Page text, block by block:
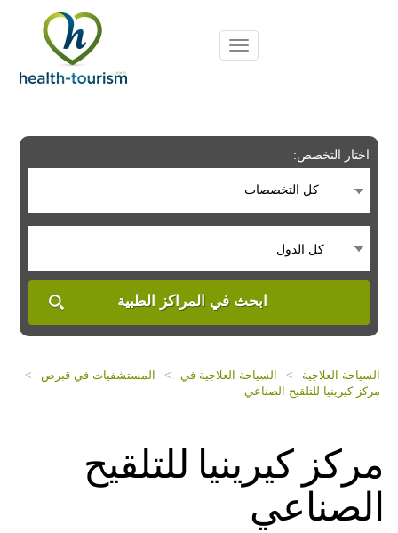
includes
system.
اختار التخصص:
كل التخصصات
كل الدول
ابحث في المراكز الطبية
السياحة العلاجية > السياحة العلاجية في > المستشفيات في قبرص
>
مركز كيرينيا للتلقيح الصناعي
مركز كيرينيا للتلقيح
الصناعي